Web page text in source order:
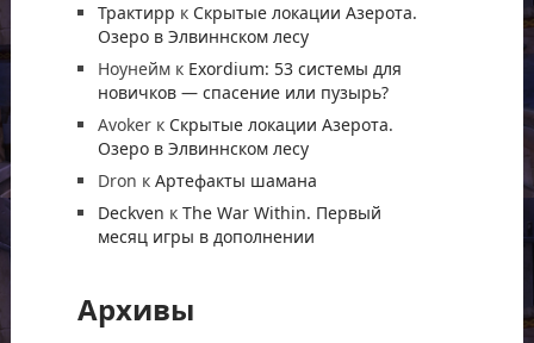
Трактирр к Скрытые локации Азерота.
Озеро в Элвиннском лесу
Ноунейм к Exordium: 53 системы для
новичков — спасение или пузырь?
Avoker к Скрытые локации Азерота.
Озеро в Элвиннском лесу
Dron кАртефакты шамана
Deckven кThe War Within. Первый
месяц игры в дополнении
Архивы